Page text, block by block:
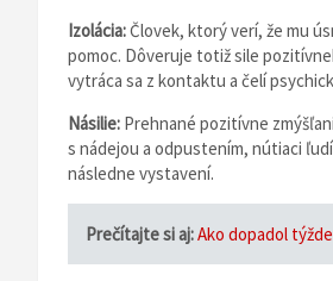
Izolácia:Človek, ktorý verí, že mu
pomoc. Dôveruje totiž sile
vytráca sa z kontaktu a čelí
Násilie: Prehnané pozitívne
s nádejou a odpustením, nútiaci
následne vystavení.
Prečítajte si aj:Ako dopadol